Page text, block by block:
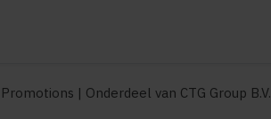
| Onderdeel van CTG Group B.V.